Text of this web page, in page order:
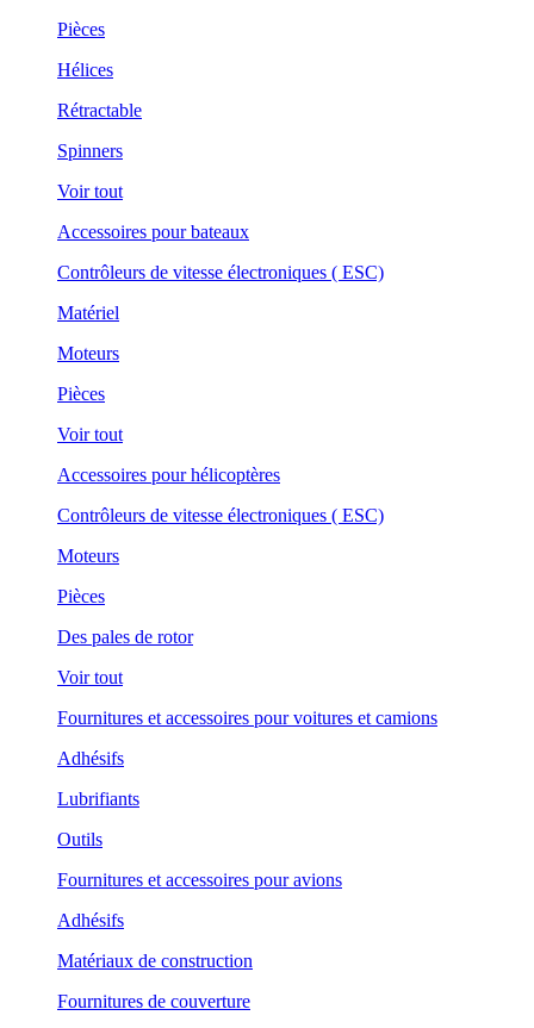
Pièces
Hélices
Rétractable
Spinners
Voir tout
Accessoires pour bateaux
Contrôleurs de vitesse électroniques ( ESC)
Matériel
Moteurs
Pièces
Voir tout
Accessoires pour hélicoptères
Contrôleurs de vitesse électroniques ( ESC)
Moteurs
Pièces
Des pales de rotor
Voir tout
Fournitures et accessoires pour voitures et camions
Adhésifs
Lubrifiants
Outils
Fournitures et accessoires pour avions
Adhésifs
Matériaux de construction
Fournitures de couverture